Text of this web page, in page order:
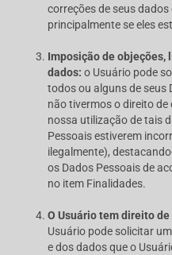
correções de seus
principalmente se eles
Imposição de objeções,
dados: o Usuário pode
todos ou alguns de seus
não tivermos o direito
nossa utilização de tais
Pessoais estiverem
ilegalmente),
os Dados Pessoais de
no item Finalidades.
O Usuário tem direito
Usuário pode solicitar
e dos dados que o